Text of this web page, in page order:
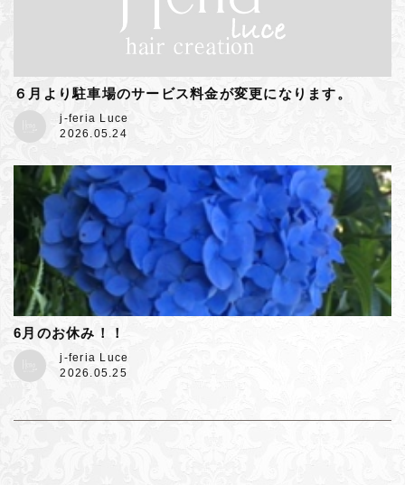
６月より駐車場のサービス料金が変更になります。
j-feria Luce
2026.05.24
6月のお休み！！
j-feria Luce
2026.05.25